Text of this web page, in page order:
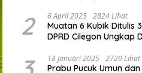
2 6 April 2025 2824 Lihat
Muatan 6 Kubik Ditulis
DPRD Cilegon Ungkap
18 Januari 2025 2720 Lihat
Prabu Pucuk Umun